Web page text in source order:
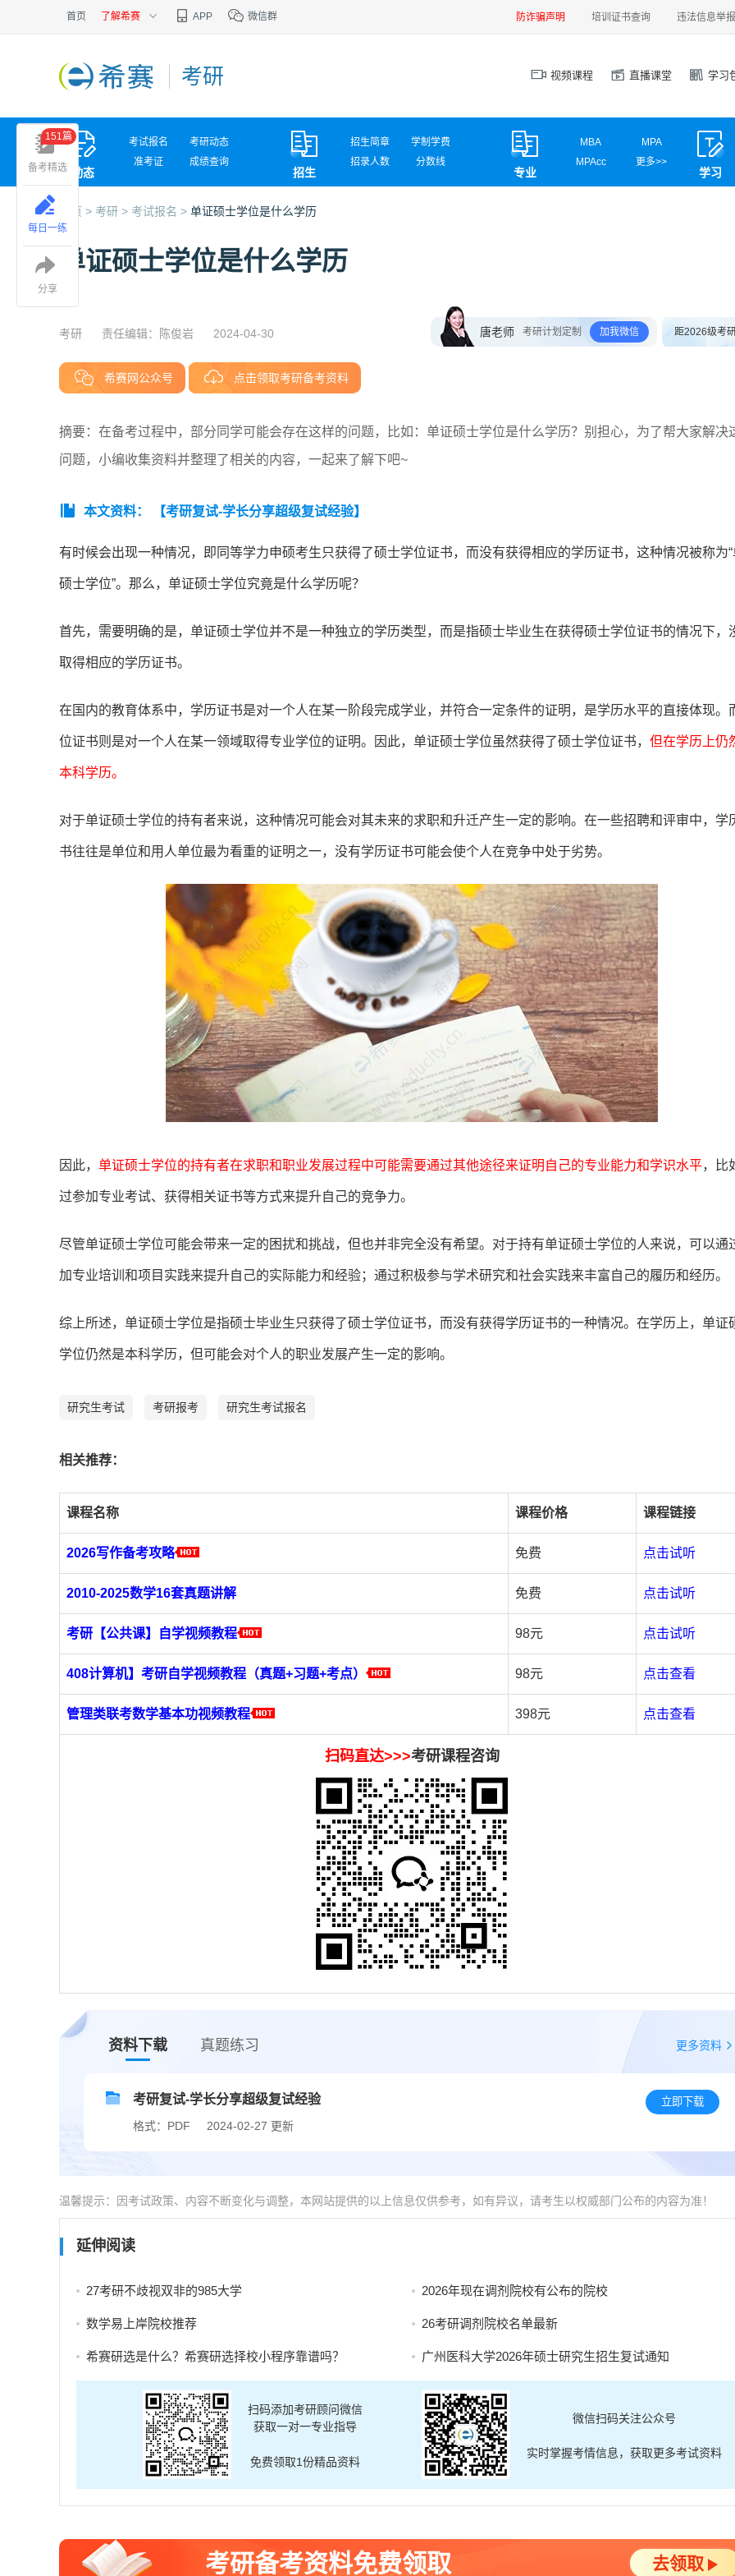
首页 了解希赛 APP 微信群 防诈骗声明 培训证书查询 违法信息举报
考研 视频课程 直播课堂 学习
动态
考试报名
考研动态
准考证
成绩查询
招生
招生简章
学制学费
招录人数
分数线
专业
MBA
MPA
MPAcc
更多>>
英语翻译
社会工作
学习
首页 > 考研 > 考试报名 > 单证硕士学位是什么学历
单证硕士学位是什么学历
考研 责任编辑：陈俊岩 2024-04-30 唐老师 考研计划定制 加我微信 距2026级考
希赛网公众号 点击领取考研备考资料
摘要：在备考过程中，部分同学可能会存在这样的问题，比如：单证硕士学位是什么学历？别担心，为了帮大家解决
问题，小编收集资料并整理了相关的内容，一起来了解下吧~
本文资料： 【考研复试-学长分享超级复试经验】
有时候会出现一种情况，即同等学力申硕考生只获得了硕士学位证书，而没有获得相应的学历证书，这种情况被称为“
硕士学位”。那么，单证硕士学位究竟是什么学历呢？
首先，需要明确的是，单证硕士学位并不是一种独立的学历类型，而是指硕士毕业生在获得硕士学位证书的情况下，
取得相应的学历证书。
在国内的教育体系中，学历证书是对一个人在某一阶段完成学业，并符合一定条件的证明，是学历水平的直接体现。
位证书则是对一个人在某一领域取得专业学位的证明。因此，单证硕士学位虽然获得了硕士学位证书， 但在学历上仍
本科学历。
对于单证硕士学位的持有者来说，这种情况可能会对其未来的求职和升迁产生一定的影响。在一些招聘和评审中，学
书往往是单位和用人单位最为看重的证明之一，没有学历证书可能会使个人在竞争中处于劣势。
因此， 单证硕士学位的持有者在求职和职业发展过程中可能需要通过其他途径来证明自己的专业能力和学识水平，比
过参加专业考试、获得相关证书等方式来提升自己的竞争力。
尽管单证硕士学位可能会带来一定的困扰和挑战，但也并非完全没有希望。对于持有单证硕士学位的人来说，可以通
加专业培训和项目实践来提升自己的实际能力和经验；通过积极参与学术研究和社会实践来丰富自己的履历和经历。
综上所述，单证硕士学位是指硕士毕业生只获得了硕士学位证书，而没有获得学历证书的一种情况。在学历上，单证
学位仍然是本科学历，但可能会对个人的职业发展产生一定的影响。
研究生考试 考研报考 研究生考试报名
相关推荐：
课程名称 课程价格 课程链接
2026写作备考攻略 免费 点击试听
2010-2025数学16套真题讲解 免费 点击试听
考研【公共课】自学视频教程 98元 点击试听
408计算机】考研自学视频教程（真题+习题+考点） 98元 点击查看
管理类联考数学基本功视频教程 398元 点击查看
扫码直达>>>考研课程咨询
资料下载 真题练习 更多资料
考研复试-学长分享超级复试经验
格式：PDF 2024-02-27 更新
立即下载
温馨提示：因考试政策、内容不断变化与调整，本网站提供的以上信息仅供参考，如有异议，请考生以权威部门公布的内容为准！
延伸阅读
27考研不歧视双非的985大学 2026年现在调剂院校有公布的院校
数学易上岸院校推荐 26考研调剂院校名单最新
希赛研选是什么？希赛研选择校小程序靠谱吗？ 广州医科大学2026年硕士研究生招生复试通知
扫码添加考研顾问微信
获取一对一专业指导
免费领取1份精品资料
微信扫码关注公众号
实时掌握考情信息，获取更多考试资料
考研备考资料免费领取 去领取
备考精选
151篇
每日一练
分享